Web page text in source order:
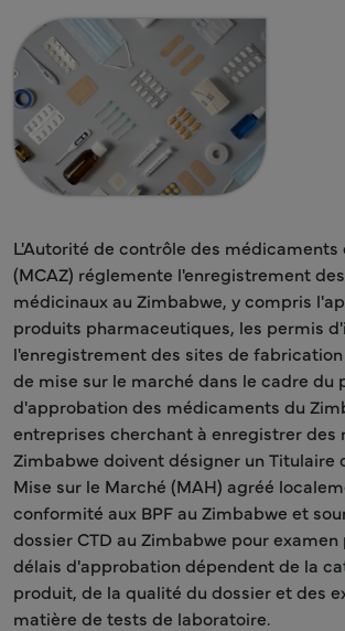
L'Autorité de contrôle des médicaments
(MCAZ) réglemente l'enregistrement
médicinaux au Zimbabwe, y compris
produits pharmaceutiques, les permis
l'enregistrement des sites de
de mise sur le marché dans le cadre du
d'approbation des médicaments du
entreprises cherchant à enregistrer des
Zimbabwe doivent désigner un Titulaire
Mise sur le Marché (MAH) agréé
conformité aux BPF au Zimbabwe et
dossier CTD au Zimbabwe pour examen
délais d'approbation dépendent de la
produit, de la qualité du dossier et des
matière de tests de laboratoire.